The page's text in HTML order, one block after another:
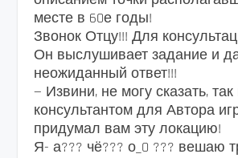
месте в 60е годы!
Звонок Отцу!!! Для
Он выслушивает задание и
неожиданный ответ!!!
— Извини, не могу сказать,
консультантом для Автора
придумал вам эту локацию!
Я- а??? чё??? о_0 ??? вешаю